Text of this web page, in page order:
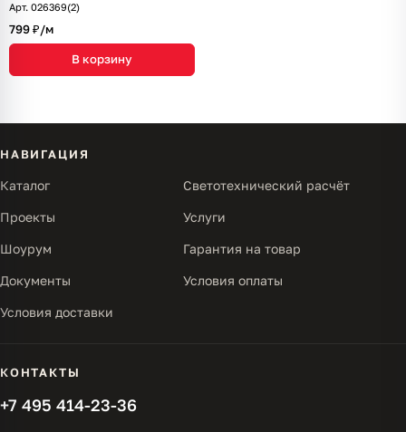
Арт. 026369(2)
799 ₽/м
В корзину
НАВИГАЦИЯ
Каталог Светотехнический расчёт
Проекты Услуги
Шоурум Гарантия на товар
Документы Условия оплаты
Условия доставки
КОНТАКТЫ
+7 495 414-23-36